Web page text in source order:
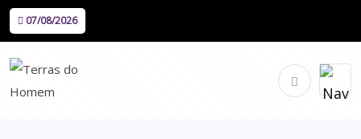
07/08/2026